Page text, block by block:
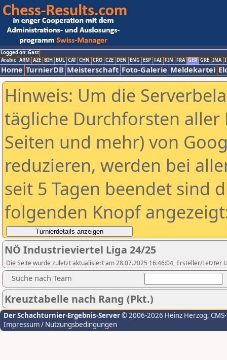
Logged on: Gast
Arabic ARM AZE BIH BUL CAT CHN CRO CZE DEN ENG ESP FAI FIN FRA GER GRE INA
Home TurnierDB Meisterschaft Foto-Galerie Meldekartei
Hinweis: Um die
tägliche Durchforsten aller
Seiten und mehr) von
reduzieren, werden bei
seit 5 Tagen beendet sind
folgenden Knopf
NÖ Industrieviertel Liga 24/25
Die Seite wurde zuletzt aktualisiert am 28.07.2025 16:46:04, Ersteller/Letzter
Suche nach Team
Kreuztabelle nach Rang (Pkt.)
Der Schachturnier-Ergebnis-Server© 2006-2026 Heinz Herzog,
Impressum / Nutzungsbedingungen